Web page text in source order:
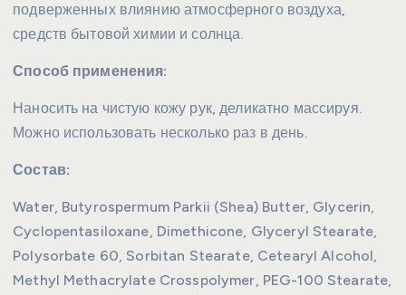
подверженных влиянию атмосферного воздуха,
средств бытовой химии и солнца.
Способ применения:
Наносить на чистую кожу рук, деликатно массируя.
Можно использовать несколько раз в день.
Состав:
Water, Butyrospermum Parkii (Shea) Butter, Glycerin,
Cyclopentasiloxane, Dimethicone, Glyceryl Stearate,
Polysorbate 60, Sorbitan Stearate, Cetearyl Alcohol,
Methyl Methacrylate Crosspolymer, PEG-100 Stearate,